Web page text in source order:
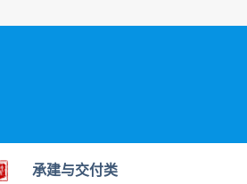
承建与交付类